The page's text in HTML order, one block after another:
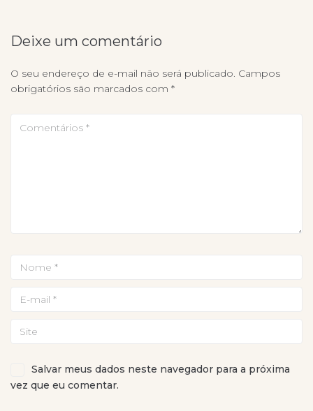
Deixe um comentário
O seu endereço de e-mail não será publicado. Campos
obrigatórios são marcados com *
Salvar meus dados neste navegador para a próxima
vez que eu comentar.